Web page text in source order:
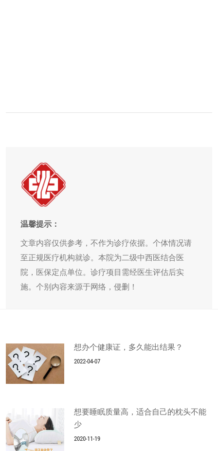
温馨提示：
文章内容仅供参考，不作为诊疗依据。个体情况请
至正规医疗机构就诊。本院为二级中西医结合医
院，医保定点单位。诊疗项目需经医生评估后实
施。个别内容来源于网络，侵删！
想办个健康证，多久能出结果？
2022-04-07
想要睡眠质量高，适合自己的枕头不能
少
2020-11-19